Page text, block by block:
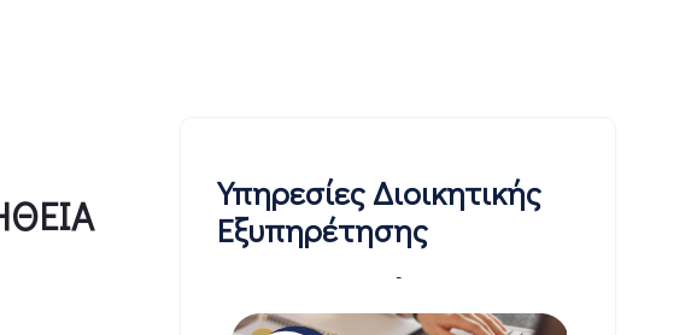
Υπηρεσίες Διοικητικής
Εξυπηρέτησης
-